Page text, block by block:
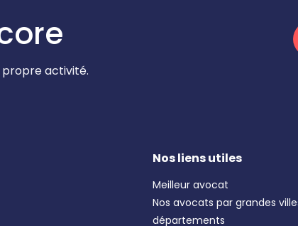
propre activité.
Nos liens utiles
Meilleur avocat
Nos avocats par grandes
départements